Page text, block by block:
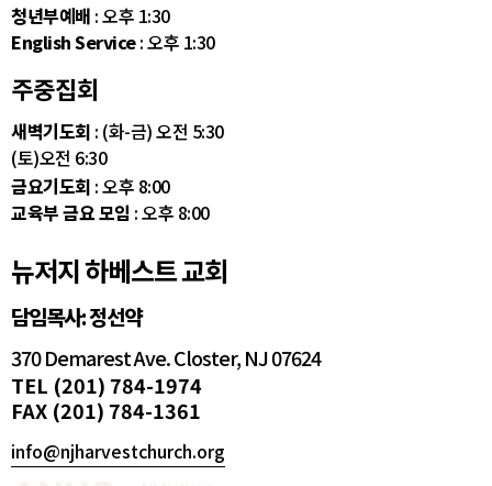
청년부예배 : 오후 1:30
English Service: 오후 1:30
주중집회
새벽기도회 : (화-금) 오전 5:30
(토)오전 6:30
금요기도회 : 오후 8:00
교육부 금요 모임 : 오후 8:00
뉴저지 하베스트 교회
담임목사: 정선약
370 Demarest Ave. Closter, NJ 07624
TEL (201) 784-1974
FAX (201) 784-1361
info@njharvestchurch.org